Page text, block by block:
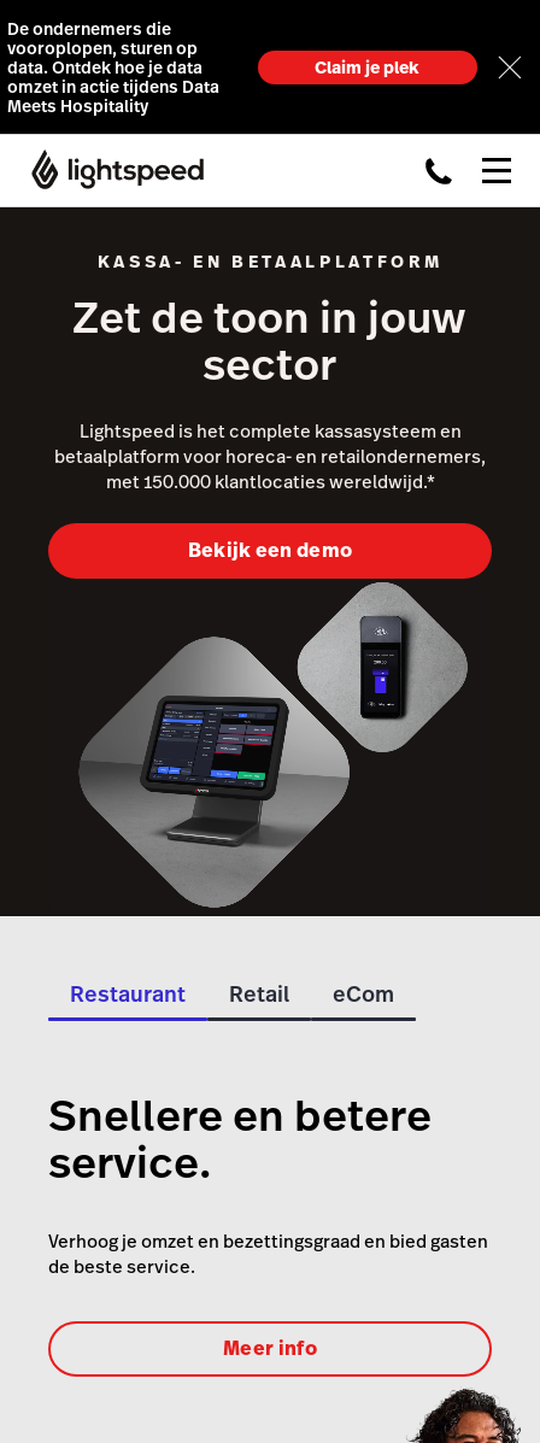
De ondernemers die
vooroplopen, sturen op
data. Ontdek hoe je data
omzet in actie tijdens Data
Meets Hospitality
Claim je plek
KASSA- EN BETAALPLATFORM
Zet de toon in jouw
sector
Lightspeed is het complete kassasysteem en
betaalplatform voor horeca- en retailondernemers,
met 150.000 klantlocaties wereldwijd.*
Bekijk een demo
Restaurant Retail eCom
Restaurant
Snellere en betere
service.
Verhoog je omzet en bezettingsgraad en bied gasten
de beste service.
Meer info